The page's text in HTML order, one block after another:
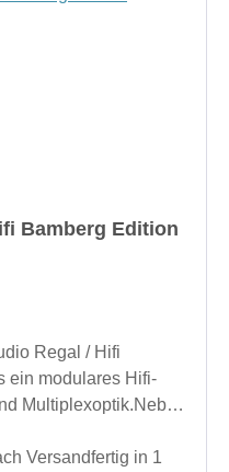
Bamberg Edition
Regal / Hifi
ein modulares Hifi-
Multiplexoptik.Neben
wie bei dem bereits
Versandfertig in 1